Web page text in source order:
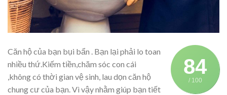
84
/ 100
Căn hộ của bạn bụi bẩn . Bạn lại phải lo toan
nhiều thứ.Kiếm tiền,chăm sóc con cái
,không có thời gian vệ sinh, lau dọn căn hộ
chung cư của bạn. Vì vậy nhằm giúp bạn tiết